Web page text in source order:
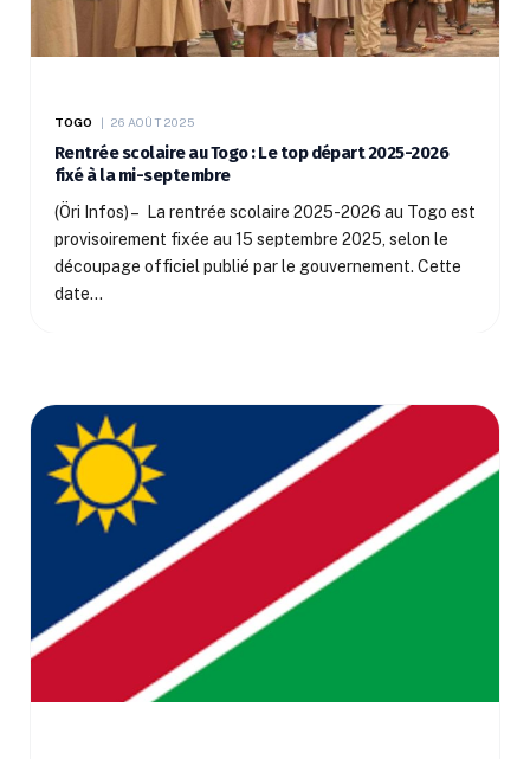
TOGO 26 AOÛT 2025
Rentrée scolaire au Togo : Le top départ 2025-2026
fixé à la mi-septembre
(Öri Infos) – La rentrée scolaire 2025-2026 au Togo est
provisoirement fixée au 15 septembre 2025, selon le
découpage officiel publié par le gouvernement. Cette
date…